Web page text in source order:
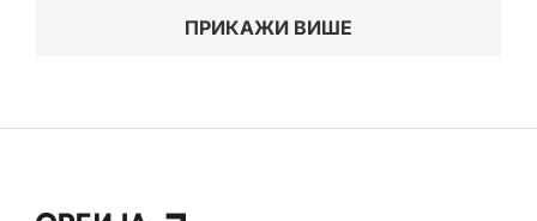
ПРИКАЖИ ВИШЕ